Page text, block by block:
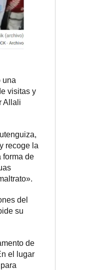
una
visitas y
Allali
recoge la
forma de
del
su
de
el lugar